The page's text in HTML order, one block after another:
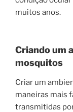
muitos anos.
Criando um
mosquitos
Criar um
maneiras mais
transmitidas